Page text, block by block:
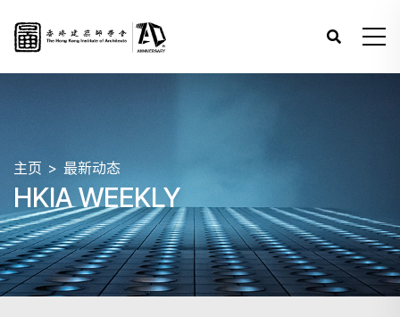
主页 最新动态
HKIA WEEKLY